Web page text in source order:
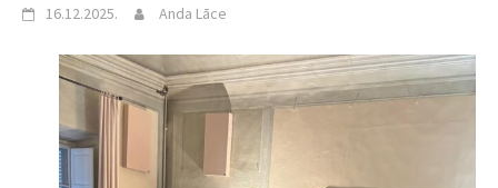
16.12.2025. Anda Lāce